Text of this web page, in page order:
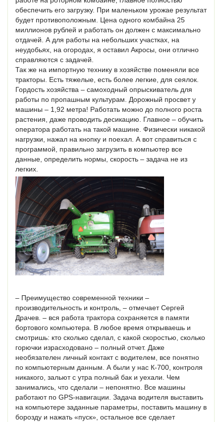
обеспечить его загрузку. При маленьком урожае результат
будет противоположным. Цена одного комбайна 25
миллионов рублей и работать он должен с максимально
отдачей. А для работы на небольших участках, на
неудобьях, на огородах, я оставил Акросы, они отлично
справляются с задачей.
Так же на импортную технику в хозяйстве поменяли все
тракторы. Есть тяжелые, есть более легкие, для сеялок.
Гордость хозяйства – самоходный опрыскиватель для
работы по пропашным культурам. Дорожный просвет у
машины – 1,92 метра! Работать можно до полного роста
растения, даже проводить десикацию. Главное – обучить
оператора работать на такой машине. Физически никакой
нагрузки, нажал на кнопку и поехал. А вот справиться с
программой, правильно загрузить в компьютер все
данные, определить нормы, скорость – задача не из
легких.
– Преимущество современной техники –
производительность и контроль, – отмечает Сергей
Драчев. – вся работа трактора сохраняется в памяти
бортового компьютера. В любое время открываешь и
смотришь: кто сколько сделал, с какой скоростью, сколько
горючки израсходовано – полный отчет. Даже
необязателен личный контакт с водителем, все понятно
по компьютерным данным. А были у нас К-700, контроля
никакого, зальют с утра полный бак и уехали. Чем
занимались, что сделали – непонятно. Все машины
работают по GPS-навигации. Задача водителя выставить
на компьютере заданные параметры, поставить машину в
борозду и нажать «пуск», остальное все сделает